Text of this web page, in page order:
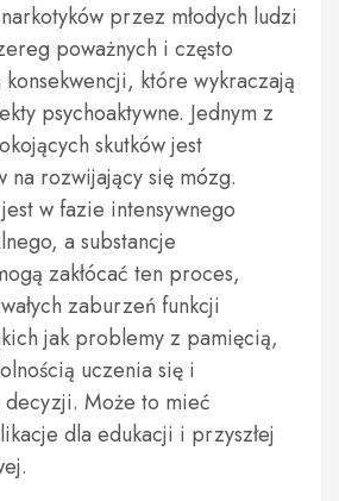
przez młodych ludzi
poważnych i często
które wykraczają
psychoaktywne. Jednym z
skutków jest
na rozwijający się mózg.
w fazie intensywnego
a substancje
zakłócać ten proces,
zaburzeń funkcji
jak problemy z pamięcią,
uczenia się i
Może to mieć
dla edukacji i przyszłej